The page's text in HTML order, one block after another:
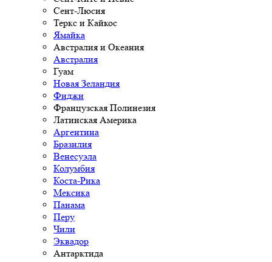
Сент-Люсия
Теркс и Кайкос
Ямайка
Австралия и Океания
Австралия
Гуам
Новая Зеландия
Фиджи
Французская Полинезия
Латинская Америка
Аргентина
Бразилия
Венесуэла
Колумбия
Коста-Рика
Мексика
Панама
Перу
Чили
Эквадор
Антарктида